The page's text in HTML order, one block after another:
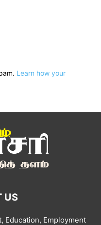
Learn how your
US
Education, Employment